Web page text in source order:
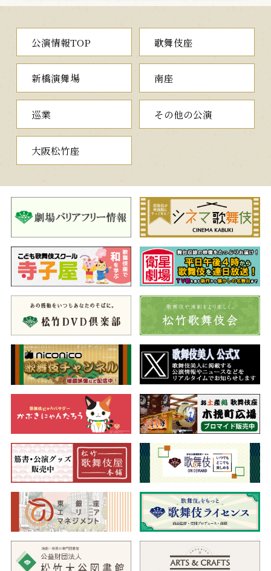
夜の部
一、将軍江戸を去る（しょうぐんえどをさる）
鳥羽伏見の戦いの後、上野寛永寺に謹慎した徳川慶喜は、主戦
論者の言葉を聞き、恭順を翻意。高橋伊勢守の諫言も聞き入れま
罪のない人々の血を流すことになるという、幕臣山岡鉄太郎の必
死の説得に、慶喜は江戸を官軍に明け渡すことを改めて決意しま
でした。
真山青果の代表作のひとつ『江戸城総攻』の第三部で、青果作
二、 口上（こうじょう）
この度新たに誕生いたします四代目猿之助、九代目中車、五代
目團子が、そのお披露目のご挨拶を申し上げます。
三、猿翁十種の内黒塚（くろづか）
芒（すすき）の生い茂る奥州安達原。諸国を行脚する阿闍梨祐
慶（あじゃりゆうけい）ら一行は、岩手という老女に一夜の宿を
われ、一行に閨（ねや）の内を見てはならないと固く禁じて、山
へ薪を取りに行きます。しかし、祐慶の供をする強力が閨を覗き
見て、岩手が実は安達原の鬼女であることが知れます。裏切られ
昭和十四年に二代目猿之助（初代猿翁）が初演し、後に猿翁十
種のひとつとなった人気の高い舞踊劇。猿之助が初役で勤める老
女岩手実は安達原鬼女にご期待ください。
四、楼門五三桐（さんもんごさんのきり）
南禅寺の山門の上で煙管をくゆらせ、桜が咲き誇る景色を悠然
た白鷹が咥えた血染めの遺書により、自らが真柴久吉に討たれた
大明国の宋蘇卿（そうそけい）の遺児であることを知ります。父
の仇久吉を討つと決心したその時、ひとりの巡礼が山門の下から
現れます。その巡礼こそ真柴久吉。互いに気付いた久吉と五右衛
門は、山門の上下で対峙するのでした。
絢爛豪華な大仕掛けや様式美など、歌舞伎の醍醐味にあふれる
公演情報TOP 歌舞伎座
新橋演舞場 南座
巡業 その他の公演
大阪松竹座